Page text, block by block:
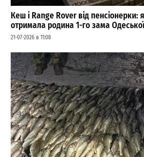
Кеш і Range Rover від пенсіонерки:
отримала родина 1-го зама
21-07-2026 в 11:08